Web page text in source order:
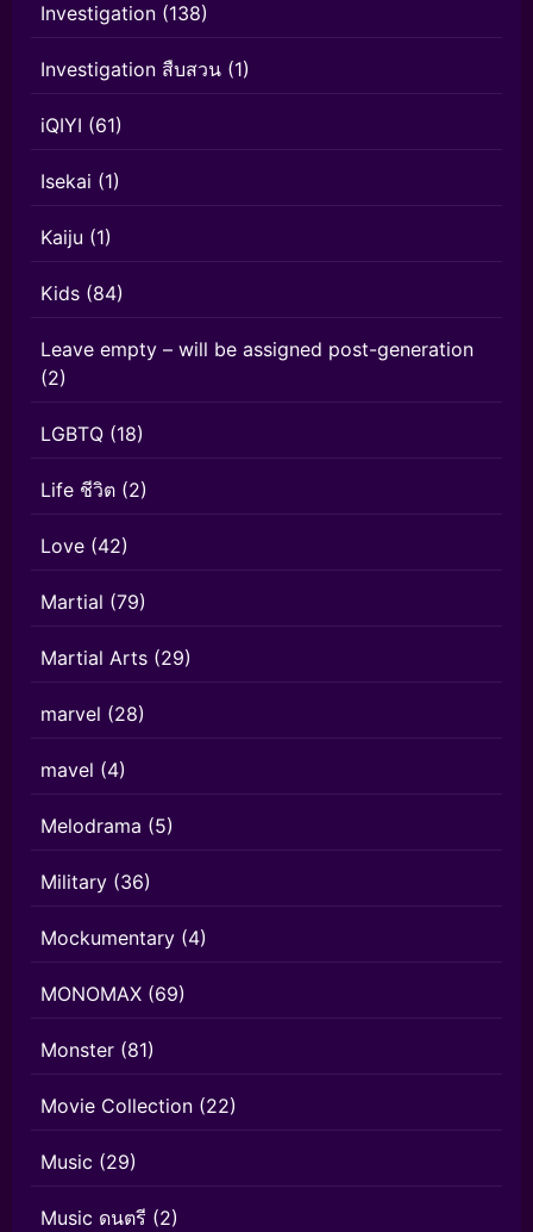
Investigation (138)
Investigation สืบสวน (1)
iQIYI (61)
Isekai (1)
Kaiju (1)
Kids (84)
Leave empty – will be assigned post-generation
(2)
LGBTQ (18)
Life ชีวิต (2)
Love (42)
Martial (79)
Martial Arts (29)
marvel (28)
mavel (4)
Melodrama (5)
Military (36)
Mockumentary (4)
MONOMAX (69)
Monster (81)
Movie Collection (22)
Music (29)
Music ดนตรี (2)